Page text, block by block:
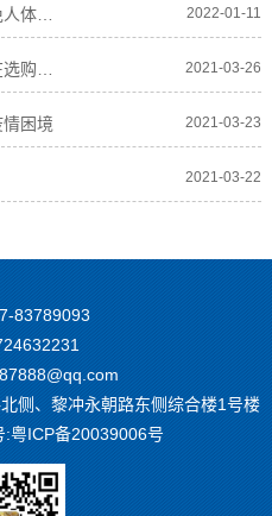
青海电动伸缩门能够有效的避免人体或物体被夹住 2022-01-11
青海安高思伸缩门厂家告诉你在选购伸缩门时有哪些误区 2021-03-26
困境 2021-03-23
2021-03-22
83789093
侧、黎冲永朝路东侧综合楼1号楼
:粤ICP备20039006号